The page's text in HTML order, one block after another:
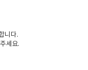
니다.
세요.